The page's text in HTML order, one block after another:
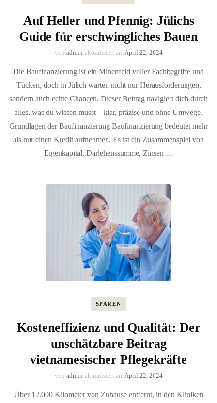
Auf Heller und Pfennig: Jülichs
Guide für erschwingliches Bauen
von admin aktualisiert amApril 22, 2024
Die Baufinanzierung ist ein Minenfeld voller Fachbegriffe und
Tücken, doch in Jülich warten nicht nur Herausforderungen,
sondern auch echte Chancen. Dieser Beitrag navigiert dich durch
alles, was du wissen musst – klar, präzise und ohne Umwege.
Grundlagen der Baufinanzierung Baufinanzierung bedeutet mehr
als nur einen Kredit aufnehmen. Es ist ein Zusammenspiel von
Eigenkapital, Darlehenssumme, Zinsen …
SPAREN
Kosteneffizienz und Qualität: Der
unschätzbare Beitrag
vietnamesischer Pflegekräfte
von admin aktualisiert am April 22, 2024
Über 12.000 Kilometer von Zuhause entfernt, in den Kliniken